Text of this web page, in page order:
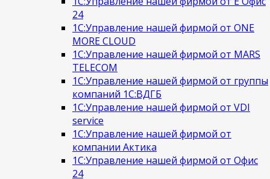
24
1С:Управление нашей фирмой от ONE
MORE CLOUD
1С:Управление нашей фирмой от MARS
TELECOM
1С:Управление нашей фирмой от группы
компаний 1С:ВДГБ
1С:Управление нашей фирмой от VDI
service
1С:Управление нашей фирмой от
компании Актика
1С:Управление нашей фирмой от Офис
24